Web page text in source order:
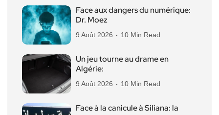
Face aux dangers du numérique:
Dr. Moez
9 Août 2026 10 Min Read
Un jeu tourne au drame en
Algérie:
9 Août 2026 10 Min Read
Face à la canicule à Siliana: la